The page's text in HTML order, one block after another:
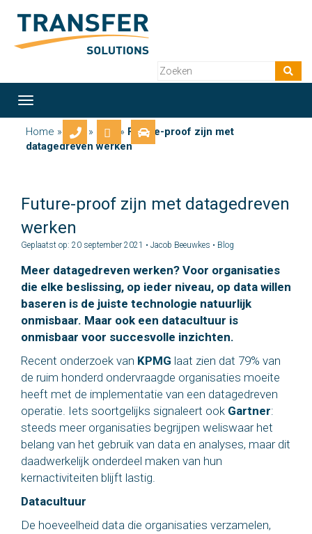
Toggle
navigation
Home » Blog » Blog » Future-proof zijn met
datagedreven werken
Future-proof zijn met datagedreven
werken
Geplaatst op: 20 september 2021 • Jacob Beeuwkes • Blog
Meer datagedreven werken? Voor organisaties
die elke beslissing, op ieder niveau, op data willen
baseren is de juiste technologie natuurlijk
onmisbaar. Maar ook een datacultuur is
onmisbaar voor succesvolle inzichten.
Recent onderzoek van KPMG laat zien dat 79% van
de ruim honderd ondervraagde organisaties moeite
heeft met de implementatie van een datagedreven
operatie. Iets soortgelijks signaleert ook Gartner:
steeds meer organisaties begrijpen weliswaar het
belang van het gebruik van data en analyses, maar dit
daadwerkelijk onderdeel maken van hun
kernactiviteiten blijft lastig.
Datacultuur
De hoeveelheid data die organisaties verzamelen,